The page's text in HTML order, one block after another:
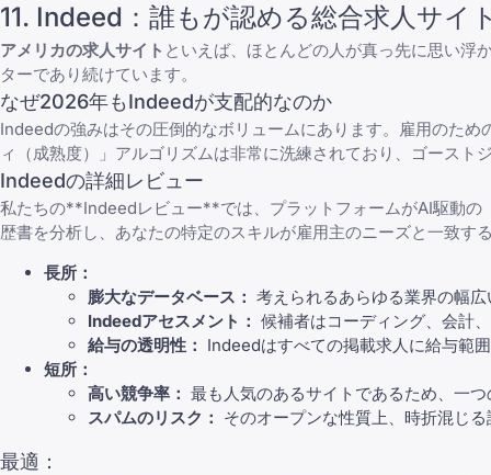
11. Indeed ：誰もが認める総合求人サイ
アメリカの求人サイト といえば、ほとんどの人が真っ先に思い浮
ターであり続けています。
なぜ2026年もIndeedが支配的なのか
Indeedの強みはその圧倒的なボリュームにあります。雇用のた
ィ（成熟度）」アルゴリズムは非常に洗練されており、ゴース
Indeedの詳細レビュー
私たちの**Indeedレビュー**では、プラットフォームがAI駆動
歴書を分析し、あなたの特定のスキルが雇用主のニーズと一致
長所：
膨大なデータベース： 考えられるあらゆる業界の幅
Indeedアセスメント： 候補者はコーディング、会計
給与の透明性： Indeedはすべての掲載求人に給与範
短所：
高い競争率： 最も人気のあるサイトであるため、一
スパムのリスク： そのオープンな性質上、時折混じ
最適：